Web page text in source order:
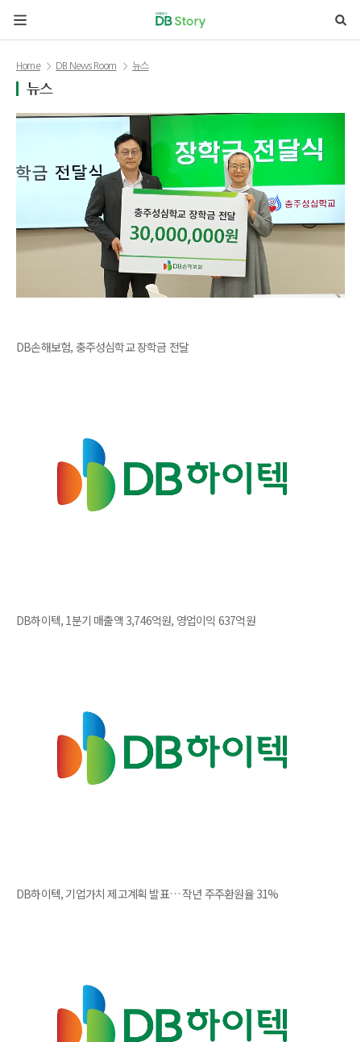
Home DB News Room 뉴스
뉴스
DB손해보험, 충주성심학교 장학금 전달
DB하이텍, 1분기 매출액 3,746억원, 영업이익 637억원
DB하이텍, 기업가치 제고계획 발표… 작년 주주환원율 31%